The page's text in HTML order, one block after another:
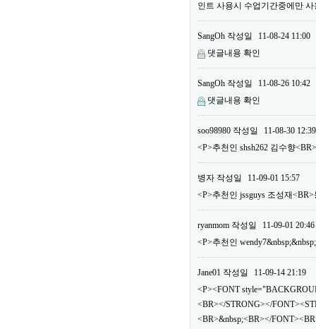
인트 사용시 수업기간중에만
SangOh 작성일
11-08-24 11:00
댓글내용 확인
SangOh 작성일
11-08-26 10:42
댓글내용 확인
soo98980 작성일
11-08-30 12:39
<P>추천인 shsh262 김수향
병자 작성일
11-09-01 15:57
<P>추천인 jssguys 조성재
ryanmom 작성일
11-09-01 20:46
<P>추천인
Jane01 작성일
11-09-14 21:19
<P><FONT
<BR></STRONG></
<BR>&nbsp;<BR></